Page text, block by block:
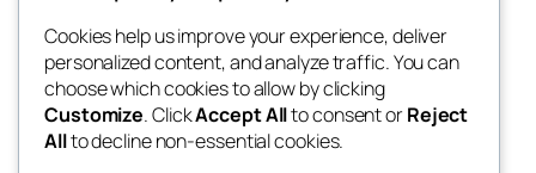
你最喜欢的电子游戏和攻略杂志
博客
关于
事件
商店
Cookies help us improve your experience, deliver
personalized content, and analyze traffic. You can
choose which cookies to allow by clicking
Customize. ClickAccept Allto consent orReject
Allto decline non-essential cookies.